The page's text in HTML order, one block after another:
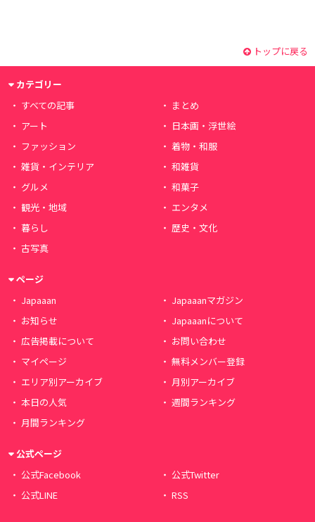
トップに戻る
カテゴリー
すべての記事
まとめ
アート
日本画・浮世絵
ファッション
着物・和服
雑貨・インテリア
和雑貨
グルメ
和菓子
観光・地域
エンタメ
暮らし
歴史・文化
古写真
ページ
Japaaan
Japaaanマガジン
お知らせ
Japaaanについて
広告掲載について
お問い合わせ
マイページ
無料メンバー登録
エリア別アーカイブ
月別アーカイブ
本日の人気
週間ランキング
月間ランキング
公式ページ
公式Facebook
公式Twitter
公式LINE
RSS